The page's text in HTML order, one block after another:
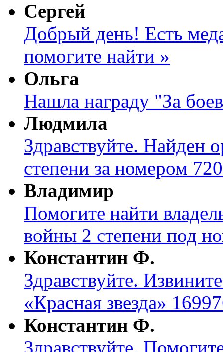
Сергей
Добрый день! Есть
помогите найти »
Ольга
Нашла награду "За
Людмила
Здравствуйте. Найден
степени за номером
Владимир
Помогите найти
войны 2 степени под
Константин Ф.
Здравствуйте.
«Красная звезда»
Константин Ф.
Здравствуйте.